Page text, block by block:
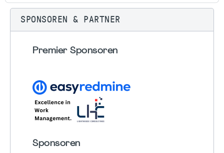
SPONSOREN & PARTNER
Premier Sponsoren
Sponsoren